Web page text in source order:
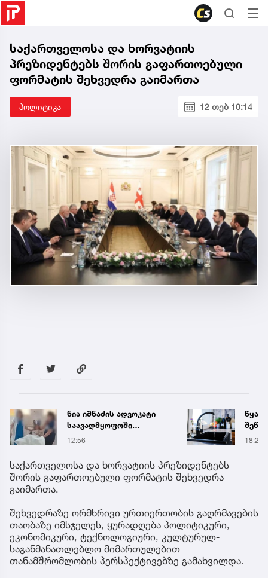
საქართველოსა და ხორვატიის
პრეზიდენტებს შორის გაფართოებული
ფორმატის შეხვედრა გაიმართა
პოლიტიკა 12 თებ 10:14
წყალი 16 საათით
შეწყდება - გადაამოწმეთ
მისამართები
18:21
„თუ
16:55
საქართველოსა და ხორვატიის პრეზიდენტებს
შორის გაფართოებული ფორმატის შეხვედრა
გაიმართა.
შეხვედრაზე ორმხრივი ურთიერთობის გაღრმავების
თაობაზე იმსჯელეს, ყურადღება პოლიტიკური,
ეკონომიკური, ტექნოლოგიური, კულტურულ-
საგანმანათლებლო მიმართულებით
თანამშრომლობის პერსპექტივებზე გამახვილდა.